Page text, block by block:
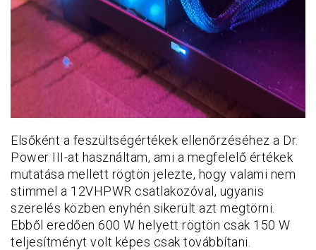
Elsőként a feszültségértékek ellenőrzéséhez a Dr.
Power III-at használtam, ami a megfelelő értékek
mutatása mellett rögtön jelezte, hogy valami nem
stimmel a 12VHPWR csatlakozóval, ugyanis
szerelés közben enyhén sikerült azt megtörni.
Ebből eredően 600 W helyett rögtön csak 150 W
teljesítményt volt képes csak továbbítani.